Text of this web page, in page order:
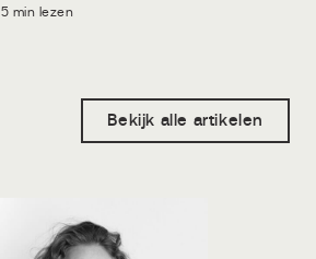
5 min lezen
Bekijk alle artikelen